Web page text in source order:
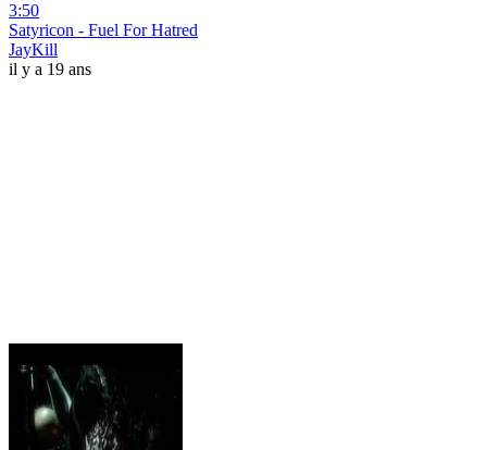
3:50
Satyricon - Fuel For Hatred
JayKill
il y a 19 ans